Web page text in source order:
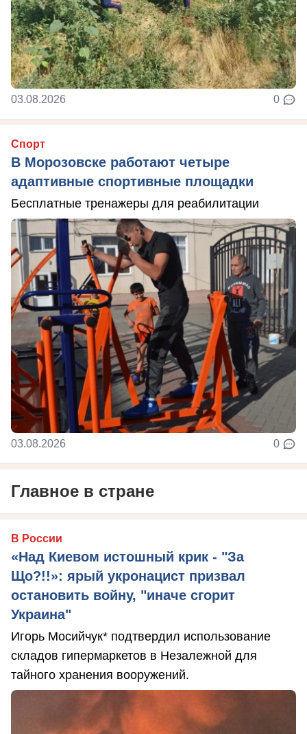
03.08.2026 0
Спорт
В Морозовске работают четыре
адаптивные спортивные площадки
Бесплатные тренажеры для реабилитации
03.08.2026 0
Главное в стране
В России
«Над Киевом истошный крик - "За
Що?!!»: ярый укронацист призвал
остановить войну, "иначе сгорит
Украина"
Игорь Мосийчук* подтвердил использование
складов гипермаркетов в Незалежной для
тайного хранения вооружений.